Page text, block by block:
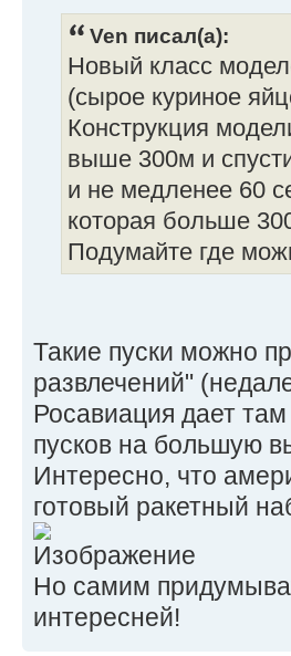
Ven писал(а):
Новый класс
(сырое куриное
Конструкция
выше 300м и
и не медленее 60
которая больше
Подумайте где
Такие пуски можно
развлечений"
Росавиация дает
пусков на большую
Интересно, что
готовый ракетный
Но самим
интересней!